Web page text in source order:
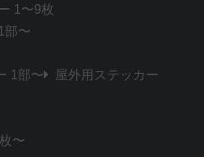
1〜9枚
部〜
1部〜
屋外用ステッカー
〜